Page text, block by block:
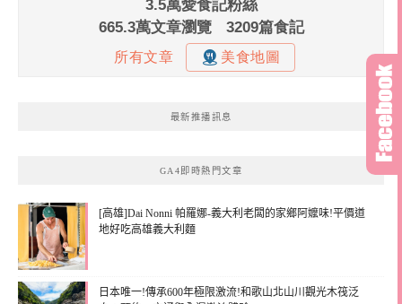
最新推播訊息
GA4即時熱門文章
[高雄]Dai Nonni 帕羅娜-義大利老闆的家鄉阿嬤味!平價道
地好吃高雄義大利麵
日本唯一!傳承600年極限激流!和歌山北山川觀光木筏泛